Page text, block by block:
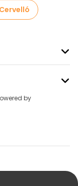
by